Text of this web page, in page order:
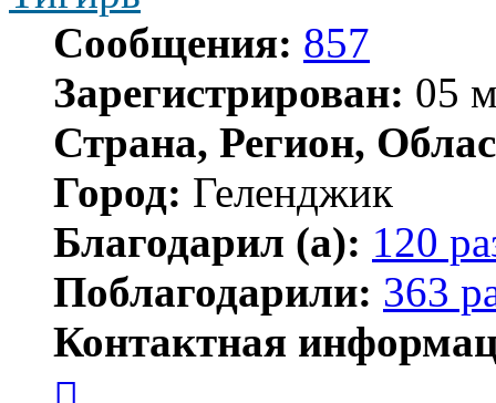
Сообщения: 857
Зарегистрирован: 05
Страна, Регион,
Город: Геленджик
Благодарил (а): 120
Поблагодарили: 363
Контактная